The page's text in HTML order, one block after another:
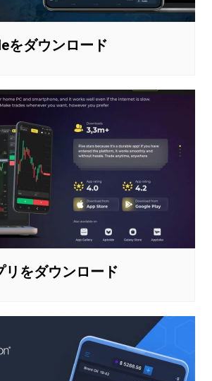
をダウンロード
リをダウンロード